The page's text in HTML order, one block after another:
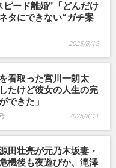
ピード離婚”「どんだけ
タにできない“ガチ案
2025/8/12
看取った宮川一朗太
たけど彼女の人生の完
できた」
2025/8/11
田壮亮が元乃木坂妻・
機後も夜遊びか、滝澤